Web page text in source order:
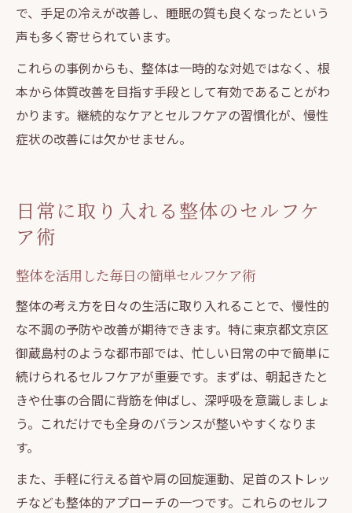
で、手足の冷えが改善し、睡眠の質も良くなったという
声も多く寄せられています。
これらの事例からも、整体は一時的な対処ではなく、根
本から体質改善を目指す手段として有効であることがわ
かります。継続的なケアとセルフケアの習慣化が、慢性
症状の改善には欠かせません。
日常に取り入れる整体のセルフケ
ア術
整体を活用した毎日の簡単セルフケア術
整体の考え方を日々の生活に取り入れることで、慢性的
な不調の予防や改善が期待できます。特に東京都文京区
御蔵島村のような都市部では、忙しい日常の中で簡単に
続けられるセルフケアが重要です。まずは、朝起きたと
きや仕事の合間に背筋を伸ばし、深呼吸を意識しましょ
う。これだけでも全身のバランスが整いやすくなりま
す。
また、手軽に行える首や肩の回旋運動、足首のストレッ
チなども整体的アプローチの一つです。これらのセルフ